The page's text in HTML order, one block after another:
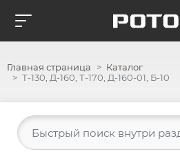
Главная страница
Каталог
Т-130, Д-160, Т-170, Д-160-01, Б-10